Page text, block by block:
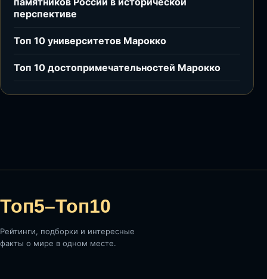
перспективе
Топ 10 университетов Марокко
Топ 10 достопримечательностей Марокко
Топ5–Топ10
Рейтинги, подборки и интересные
факты о мире в одном месте.